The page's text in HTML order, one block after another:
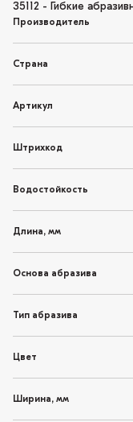
35112 - Гибкие
Производитель
Страна
Артикул
Штрихкод
Водостойкость
Длина, мм
Основа абразива
Тип абразива
Цвет
Ширина, мм